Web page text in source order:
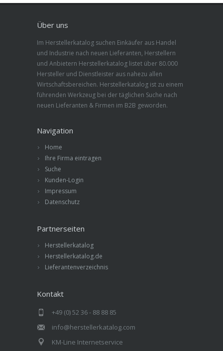
Über uns
Im Herstellerkatalog suchen Einkäufer aus Handel
und Industrie nach neuen Lieferanten, Herstellern
und Anbietern Herstellerkatalog listet über 80.000
Hersteller und Dienstleister aus nahezu allen
Wirtschaftsbereichen. Herstellerkatalog ist zu einem
führenden Werkzeug bei der täglichen Suche nach
neuen Lieferanten & Firmen im B2B geworden.
Navigation
Home
Ihre Firma eintragen
Suche
Kunden-Login
Impressum
Datenschutz
Partnerseiten
Herstellerkatalog
Herstellerkatalog.de
Lieferantenverzeichnis
Kontakt
+49 (0) 52 36 - 88 88 85
info@herstellerkatalog.com
KM-Line Internetservice